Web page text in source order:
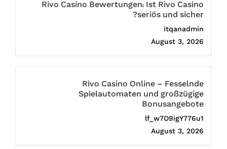
Rivo Casino Bewertungen: Ist Rivo Casino
seriös und sicher?
itqanadmin
August 3, 2026
Rivo Casino Online – Fesselnde
Spielautomaten und großzügige
Bonusangebote
lf_w7O9igY776u1
August 3, 2026